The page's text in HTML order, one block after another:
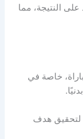
النتيجة، مما
خاصة في
لتحقيق هدف